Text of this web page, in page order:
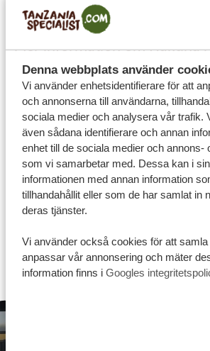
Denna webbplats använder
Vi använder enhetsidentifierare för att
och annonserna till användarna,
sociala medier och analysera vår trafik.
även sådana identifierare och annan
enhet till de sociala medier och annons-
som vi samarbetar med. Dessa kan i
informationen med annan information
tillhandahållit eller som de har samlat in
deras tjänster.
Vi använder också cookies för att
anpassar vår annonsering och mäter
information finns i Googles
och finansieras av det tyska
ekonomiskt samarbete och
Mer information om Hakuna
Academy
Vill du veta mer om Hakuna Matata
andra initiativ för ansvarsfullt
Specialist?Hör av digtill oss eller läs
omansvarsfullt resande.